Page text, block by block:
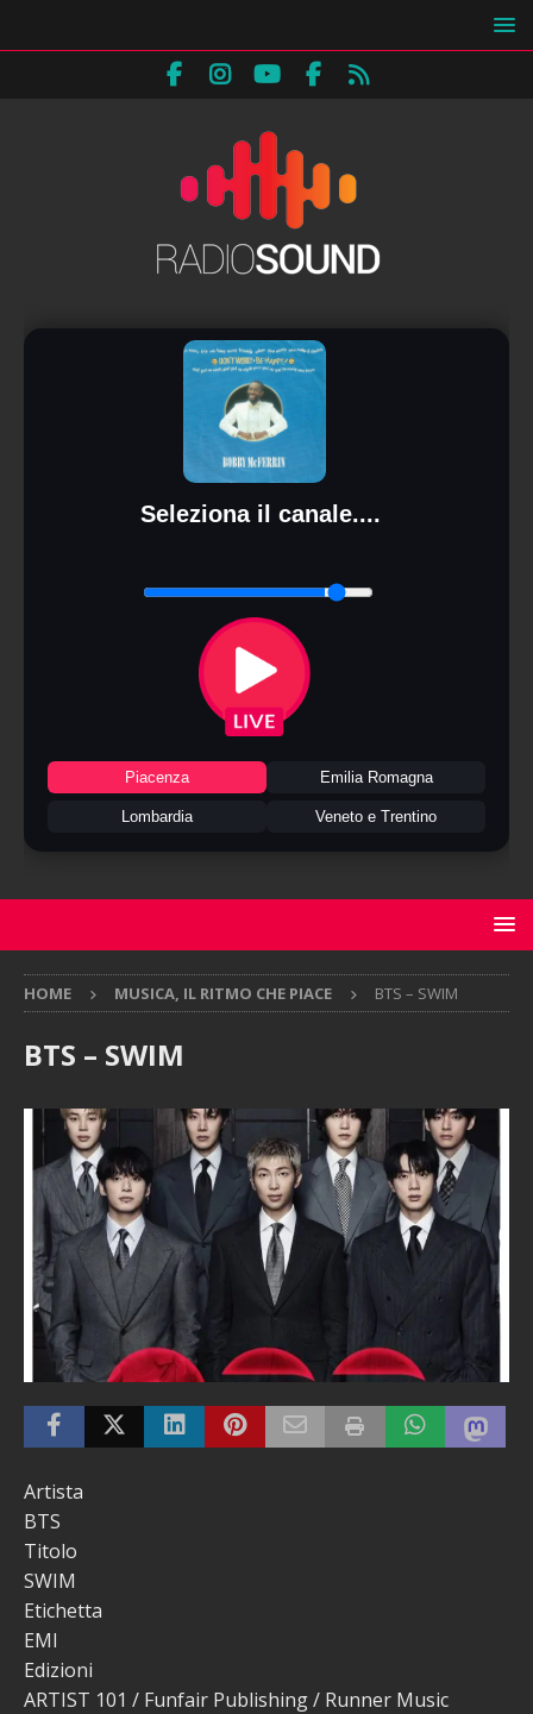
Seleziona il canale....
Piacenza Emilia Romagna
Lombardia Veneto e Trentino
HOME MUSICA, IL RITMO CHE PIACE BTS – SWIM
BTS – SWIM
Artista
BTS
Titolo
SWIM
Etichetta
EMI
Edizioni
ARTIST 101 / Funfair Publishing / Runner Music